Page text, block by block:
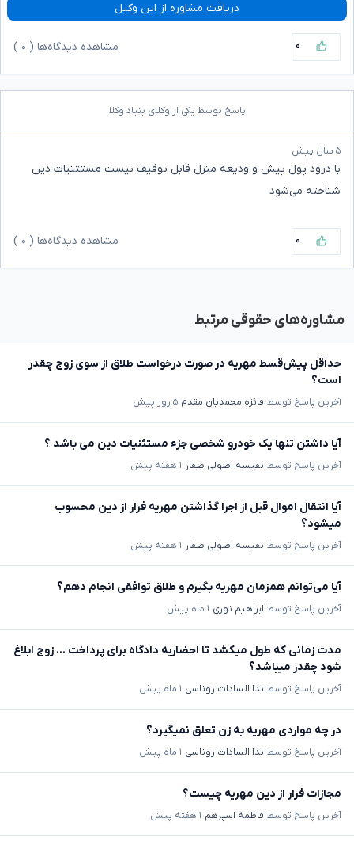
دریافت مشاوره از این وکیل
۰ مشاهده دیدگاه‌ها ( ۰
پاسخ توسط یکی از وکلای بنیاد وکلا
۵ سال پیش
با درود پول پیش و ودیعه منزل قابل توقیف نیست مستثنیات دین
شناخته می‌شود
۰ مشاهده دیدگاه‌ها ( ۰
مشاوره‌های حقوقی مرتبط
حداقل پیش‌قسط مهریه در صورت درخواست طلاق از سوی زوج چقدر
است؟
آخرین پاسخ توسط فائزه محمدیان مقدم ۵ روز پیش
آیا داشتن تنها یک خودرو شخصی جزء مستثنیات دین می باشد ؟
آخرین پاسخ توسط نفیسه اصولی صفار ۱ هفته پیش
آیا انتقال اموال قبل از اجرا گذاشتن مهریه فرار از دین محسوب
میشود؟
آخرین پاسخ توسط نفیسه اصولی صفار ۱ هفته پیش
آیا می‌توانم همزمان مهریه بگیرم و طلاق توافقی انجام دهم؟
آخرین پاسخ توسط ابراهیم نوری ۱ ماه پیش
مدت زمانی که طول میکشد تا احضاریه دادگاه برای پرداخت ... زوج ابلاغ
شود چقدر میباشد؟
آخرین پاسخ توسط ندا السادات روناسی ۱ ماه پیش
در چه مواردی مهریه به زن تعلق نمیگیرد؟
آخرین پاسخ توسط ندا السادات روناسی ۱ ماه پیش
مجازات فرار از دین مهریه چیست؟
آخرین پاسخ توسط فاطمه اسپرهم ۱ هفته پیش